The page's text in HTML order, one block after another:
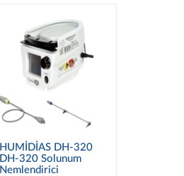
HUMİDİAS DH-320
DH-320 Solunum
Nemlendirici